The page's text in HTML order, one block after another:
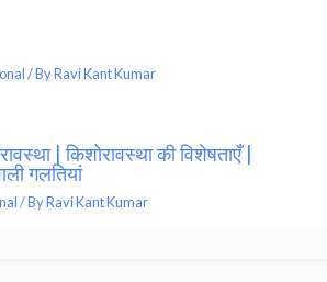
/ ByRavi Kant Kumar
| किशोरावस्था की विशेषताएँ |
गलतियां
/ ByRavi Kant Kumar